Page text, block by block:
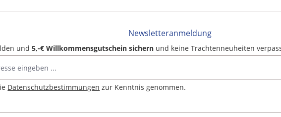
Newsletteranmeldung
und5,-€ Willkommensgutschein sichern und keine Trachtenneuheiten
Datenschutzbestimmungen zur Kenntnis genommen.